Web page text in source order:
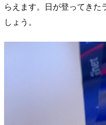
らえます。日が登ってきた
しょう。